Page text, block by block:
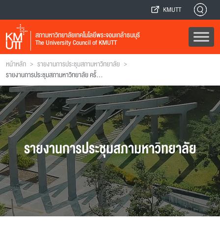
KMUTT
สภามหาวิทยาลัยเทคโนโลยีพระจอมเกล้าธนบุรี
The University Council of KMUTT
หน้าหลัก > รายงานการประชุมสภามหาวิทยาลัย >
รายงานการประชุมสภามหาวิทยาลัย ครั้งที่ 215
รายงานการประชุมสภามหาวิทยาลัย